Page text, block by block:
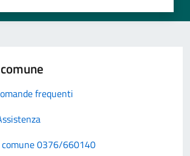
frequenti
comune 0376/660140